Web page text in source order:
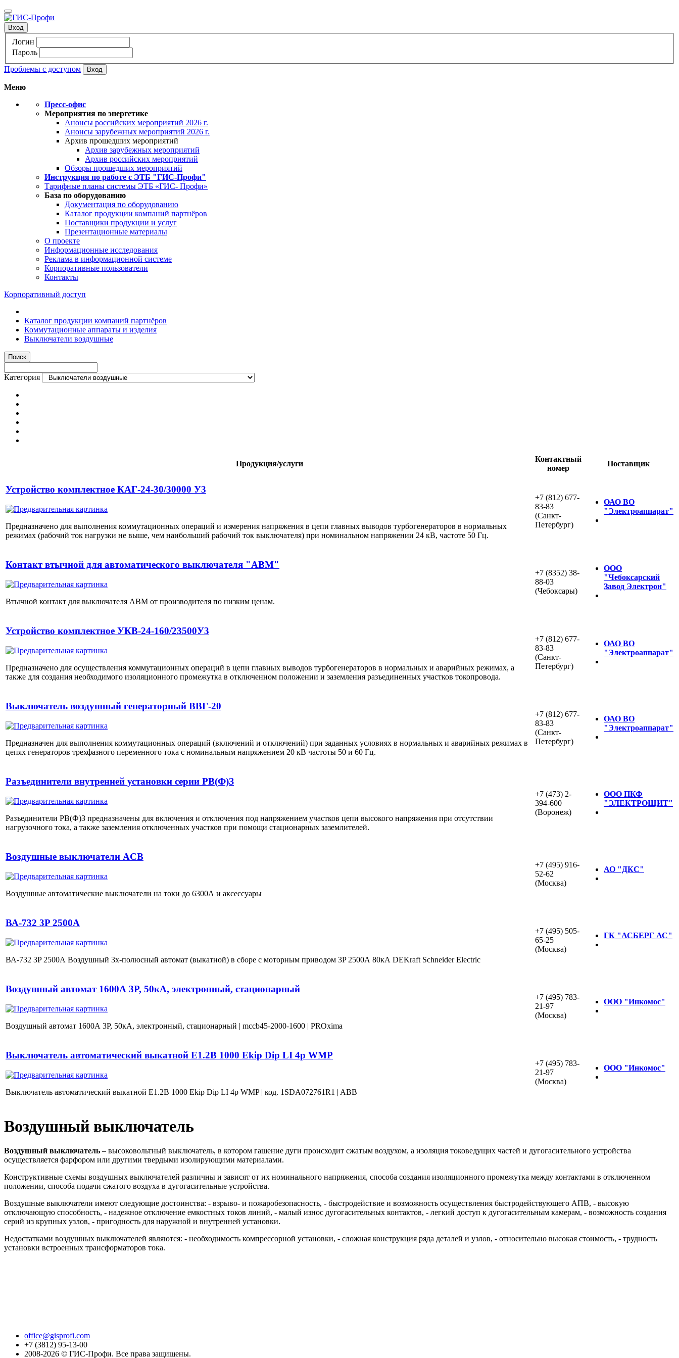
Вход
Логин
Пароль
Проблемы с доступом
Меню
Пресс-офис
Мероприятия по энергетике
Анонсы российских мероприятий 2026 г.
Анонсы зарубежных мероприятий 2026 г.
Архив прошедших мероприятий
Архив зарубежных мероприятий
Архив российских мероприятий
Обзоры прошедших мероприятий
Инструкция по работе с ЭТБ "ГИС-Профи"
Тарифные планы системы ЭТБ «ГИС- Профи»
База по оборудованию
Документация по оборудованию
Каталог продукции компаний партнёров
Поставщики продукции и услуг
Презентационные материалы
О проекте
Информационные исследования
Реклама в информационной системе
Корпоративные пользователи
Контакты
Корпоративный доступ
Каталог продукции компаний партнёров
Коммутационные аппараты и изделия
Выключатели воздушные
Категория
Продукция/услуги
Контактный
номер
Поставщик
Устройство комплектное КАГ-24-30/30000 У3
Предназначено для выполнения коммутационных операций и измерения напряжения в цепи главных выводов турбогенераторов в нормальных
режимах (рабочий ток нагрузки не выше, чем наибольший рабочий ток выключателя) при номинальном напряжении 24 кВ, частоте 50 Гц.
+7 (812) 677-
83-83
(Санкт-
Петербург)
ОАО ВО
"Электроаппарат"
Контакт втычной для автоматического выключателя "АВМ"
Втычной контакт для выключателя АВМ от производителя по низким ценам.
+7 (8352) 38-
88-03
(Чебоксары)
ООО
"Чебоксарский
Завод Электрон"
Устройство комплектное УКВ-24-160/23500У3
Предназначено для осуществления коммутационных операций в цепи главных выводов турбогенераторов в нормальных и аварийных режимах, а
также для создания необходимого изоляционного промежутка в отключенном положении и заземления разъединенных участков токопровода.
+7 (812) 677-
83-83
(Санкт-
Петербург)
ОАО ВО
"Электроаппарат"
Выключатель воздушный генераторный ВВГ-20
Предназначен для выполнения коммутационных операций (включений и отключений) при заданных условиях в нормальных и аварийных режимах в
цепях генераторов трехфазного переменного тока с номинальным напряжением 20 кВ частоты 50 и 60 Гц.
+7 (812) 677-
83-83
(Санкт-
Петербург)
ОАО ВО
"Электроаппарат"
Разъединители внутренней установки серии РВ(Ф)З
Разъединители РВ(Ф)З предназначены для включения и отключения под напряжением участков цепи высокого напряжения при отсутствии
нагрузочного тока, а также заземления отключенных участков при помощи стационарных заземлителей.
+7 (473) 2-
394-600
(Воронеж)
ООО ПКФ
"ЭЛЕКТРОЩИТ"
Воздушные выключатели ACB
Воздушные автоматические выключатели на токи до 6300А и аксессуары
+7 (495) 916-
52-62
(Москва)
АО "ДКС"
ВА-732 3P 2500А
ВА-732 3P 2500А Воздушный 3х-полюсный автомат (выкатной) в сборе с моторным приводом 3P 2500А 80кА DEKraft Schneider Electric
+7 (495) 505-
65-25
(Москва)
ГК "АСБЕРГ АС"
Воздушный автомат 1600А 3P, 50кА, электронный, стационарный
Воздушный автомат 1600А 3P, 50кА, электронный, стационарный | mccb45-2000-1600 | PROxima
+7 (495) 783-
21-97
(Москва)
ООО "Инкомос"
Выключатель автоматический выкатной E1.2B 1000 Ekip Dip LI 4p WMP
Выключатель автоматический выкатной E1.2B 1000 Ekip Dip LI 4p WMP | код. 1SDA072761R1 | ABB
+7 (495) 783-
21-97
(Москва)
ООО "Инкомос"
Воздушный выключатель
Воздушный выключатель – высоковольтный выключатель, в котором гашение дуги происходит сжатым воздухом, а изоляция токоведущих частей и дугогасительного устройства
осуществляется фарфором или другими твердыми изолирующими материалами.
Конструктивные схемы воздушных выключателей различны и зависят от их номинального напряжения, способа создания изоляционного промежутка между контактами в отключенном
положении, способа подачи сжатого воздуха в дугогасительные устройства.
Воздушные выключатели имеют следующие достоинства: - взрыво- и пожаробезопасность, - быстродействие и возможность осуществления быстродействующего АПВ, - высокую
отключающую способность, - надежное отключение емкостных токов линий, - малый износ дугогасительных контактов, - легкий доступ к дугогасительным камерам, - возможность создания
серий из крупных узлов, - пригодность для наружной и внутренней установки.
Недостатками воздушных выключателей являются: - необходимость компрессорной установки, - сложная конструкция ряда деталей и узлов, - относительно высокая стоимость, - трудность
установки встроенных трансформаторов тока.
office@gisprofi.com
+7 (3812) 95-13-00
2008-2026 © ГИС-Профи. Все права защищены.